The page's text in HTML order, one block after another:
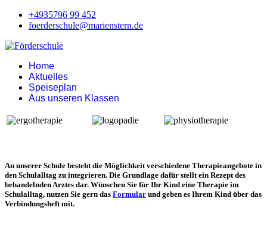
+4935796 99 452
foerderschule@marienstern.de
Home
Aktuelles
Speiseplan
Aus unseren Klassen
An unserer Schule besteht die Möglichkeit verschiedene Therapieangebote in
den Schulalltag zu integrieren. Die Grundlage dafür stellt ein Rezept des
behandelnden Arztes dar. Wünschen Sie für Ihr Kind eine Therapie im
Schulalltag, nutzen Sie gern das Formular und geben es Ihrem Kind über das
Verbindungsheft mit.